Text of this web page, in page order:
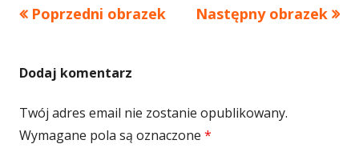
Poprzedni obrazek Następny obrazek
Dodaj komentarz
Twój adres email nie zostanie opublikowany.
Wymagane pola są oznaczone *